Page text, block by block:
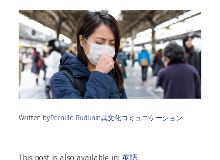
Written byPernille Rudlinin異文化コミュニケーション
This post is also available in: 英語